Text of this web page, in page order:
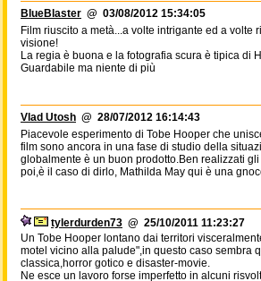
BlueBlaster @ 03/08/2012 15:34:05
Film riuscito a metà...a volte intrigante ed a
visione!
La regia è buona e la fotografia scura è tipica di
Guardabile ma niente di più
Vlad Utosh @ 28/07/2012 16:14:43
Piacevole esperimento di Tobe Hooper che
film sono ancora in una fase di studio della
globalmente è un buon prodotto.Ben realizzati
poi,è il caso di dirlo, Mathilda May qui è una
tylerdurden73 @ 25/10/2011 11:23:27
Un Tobe Hooper lontano dai territori
motel vicino alla palude",in questo caso sembra
classica,horror gotico e disaster-movie.
Ne esce un lavoro forse imperfetto in alcuni